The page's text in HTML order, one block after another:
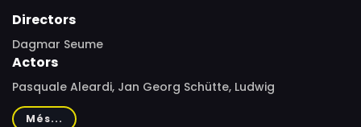
Directors
Dagmar Seume
Actors
Pasquale Aleardi, Jan Georg Schütte, Ludwig
Blochberger, Annika Blendl, Christina Hecke
Més...